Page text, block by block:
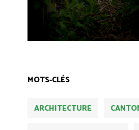
MOTS-CLÉS
ARCHITECTURE